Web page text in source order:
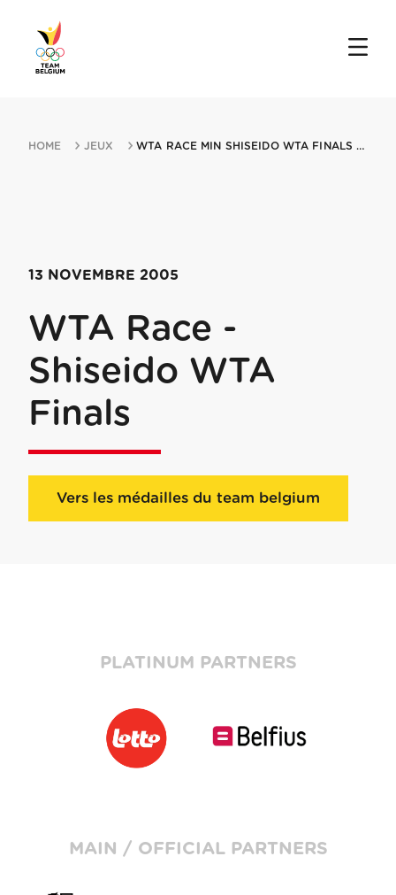
HOME JEUX WTA RACE MIN SHISEIDO WTA FINALS 13112005 LOS ANGELES CA
13 NOVEMBRE 2005
WTA Race -
Shiseido WTA
Finals
Vers les médailles du team belgium
PLATINUM PARTNERS
MAIN / OFFICIAL PARTNERS